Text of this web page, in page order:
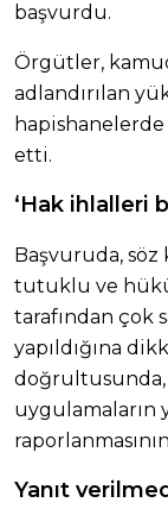
başvurdu.
Örgütler,
adlandırılan
etti.
‘Hak ihlalleri
Başvuruda,
tutuklu ve
tarafından çok
yapıldığına
doğrultusunda,
uygulamaların
Yanıt